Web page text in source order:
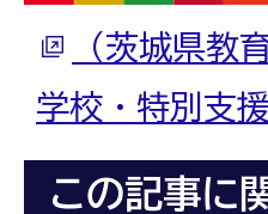
（茨城県教
学校・特別支
この記事に